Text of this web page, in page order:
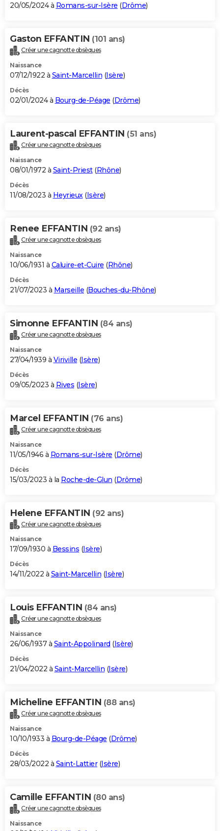
20/05/2024 à Romans-sur-Isère (Drôme)
Gaston EFFANTIN (101 ans)
Créer une cagnotte obsèques
Naissance
07/12/1922 à Saint-Marcellin (Isère)
Décès
02/01/2024 à Bourg-de-Péage (Drôme)
Laurent-pascal EFFANTIN (51 ans)
Créer une cagnotte obsèques
Naissance
08/01/1972 à Saint-Priest(Rhône)
Décès
11/08/2023 à Heyrieux(Isère)
Renee EFFANTIN (92 ans)
Créer une cagnotte obsèques
Naissance
10/06/1931 à Caluire-et-Cuire (Rhône)
Décès
21/07/2023 à Marseille (Bouches-du-Rhône)
Simonne EFFANTIN (84 ans)
Créer une cagnotte obsèques
Naissance
27/04/1939 à Viriville (Isère)
Décès
09/05/2023 à Rives (Isère)
Marcel EFFANTIN (76 ans)
Créer une cagnotte obsèques
Naissance
11/05/1946 à Romans-sur-Isère (Drôme)
Décès
15/03/2023 à la Roche-de-Glun (Drôme)
Helene EFFANTIN (92 ans)
Créer une cagnotte obsèques
Naissance
17/09/1930 à Bessins (Isère)
Décès
14/11/2022 à Saint-Marcellin (Isère)
Louis EFFANTIN (84 ans)
Créer une cagnotte obsèques
Naissance
26/06/1937 à Saint-Appolinard (Isère)
Décès
21/04/2022 à Saint-Marcellin (Isère)
Micheline EFFANTIN (88 ans)
Créer une cagnotte obsèques
Naissance
10/10/1933 à Bourg-de-Péage (Drôme)
Décès
28/03/2022 à Saint-Lattier(Isère)
Camille EFFANTIN (80 ans)
Créer une cagnotte obsèques
Naissance